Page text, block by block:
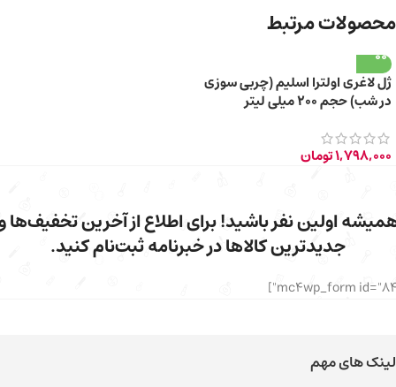
محصولات مرتبط
ژل لاغری اولترا اسلیم (چربی سوزی
در شب) حجم ۲۰۰ میلی لیتر
1,798,000تومان
اولین نفر باشید! برای اطلاع از آخرین تخفیف‌ها
جدیدترین کالاها در خبرنامه ثبت‌نام کنید.
لینک های مهم